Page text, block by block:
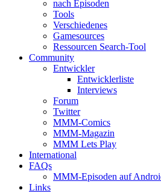
nach Episoden
Tools
Verschiedenes
Gamesources
Ressourcen Search-Tool
Community
Entwickler
Entwicklerliste
Interviews
Forum
Twitter
MMM-Comics
MMM-Magazin
MMM Lets Play
International
FAQs
MMM-Episoden auf
Links